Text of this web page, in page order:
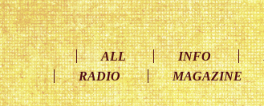
ALL INFO
RADIO
MAGAZINE